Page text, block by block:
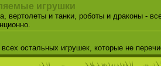
игрушки
вертолеты и танки, роботы и драконы -
остальных игрушек, которые не